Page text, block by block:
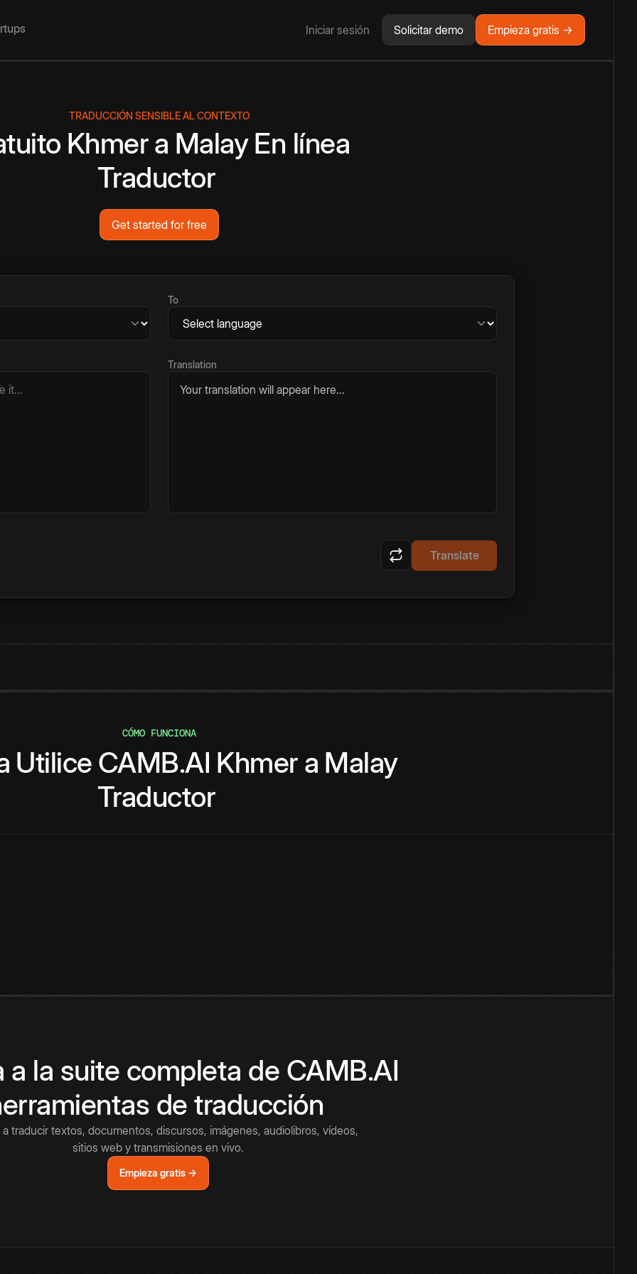
Iniciar sesión Solicitar demo Empieza gratis →
TRADUCCIÓN SENSIBLE AL CONTEXTO
Khmera MalayEn línea
Traductor
Get started for free
To
Translation
Your translation will appear here...
Translate
CÓMO FUNCIONA
Utilice CAMB.AI Khmer a Malay
Traductor
a la suite completa de CAMB.AI
de traducción
a traducir textos, documentos, discursos, imágenes, audiolibros, vídeos,
sitios web y transmisiones en vivo.
Empieza gratis →